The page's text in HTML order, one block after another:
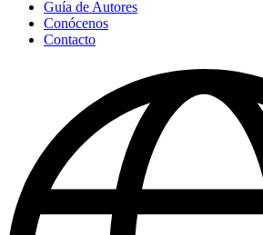
Guía de Autores
Conócenos
Contacto